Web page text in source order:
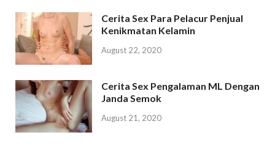
Cerita Sex Para Pelacur Penjual
Kenikmatan Kelamin
August 22, 2020
Cerita Sex Pengalaman ML Dengan
Janda Semok
August 21, 2020